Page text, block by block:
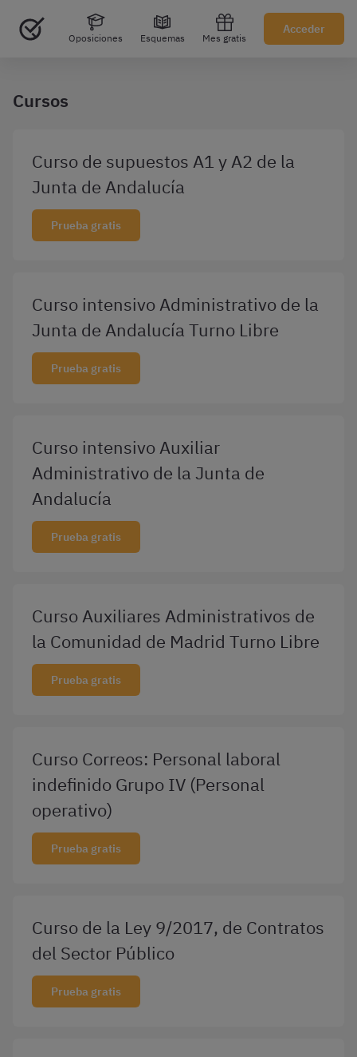
Oposiciones Esquemas Mes gratis
Acceder
Cursos
Curso de supuestos A1 y A2 de la
Junta de Andalucía
Prueba gratis
Curso intensivo Administrativo de la
Junta de Andalucía Turno Libre
Prueba gratis
Curso intensivo Auxiliar
Administrativo de la Junta de
Andalucía
Prueba gratis
Curso Auxiliares Administrativos de
la Comunidad de Madrid Turno Libre
Prueba gratis
Curso Correos: Personal laboral
indefinido Grupo IV (Personal
operativo)
Prueba gratis
Curso de la Ley 9/2017, de Contratos
del Sector Público
Prueba gratis